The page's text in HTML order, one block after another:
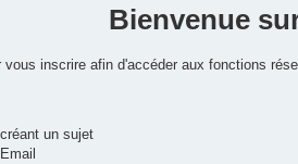
Bienvenue
inscrire afin d'accéder aux fonctions
un sujet